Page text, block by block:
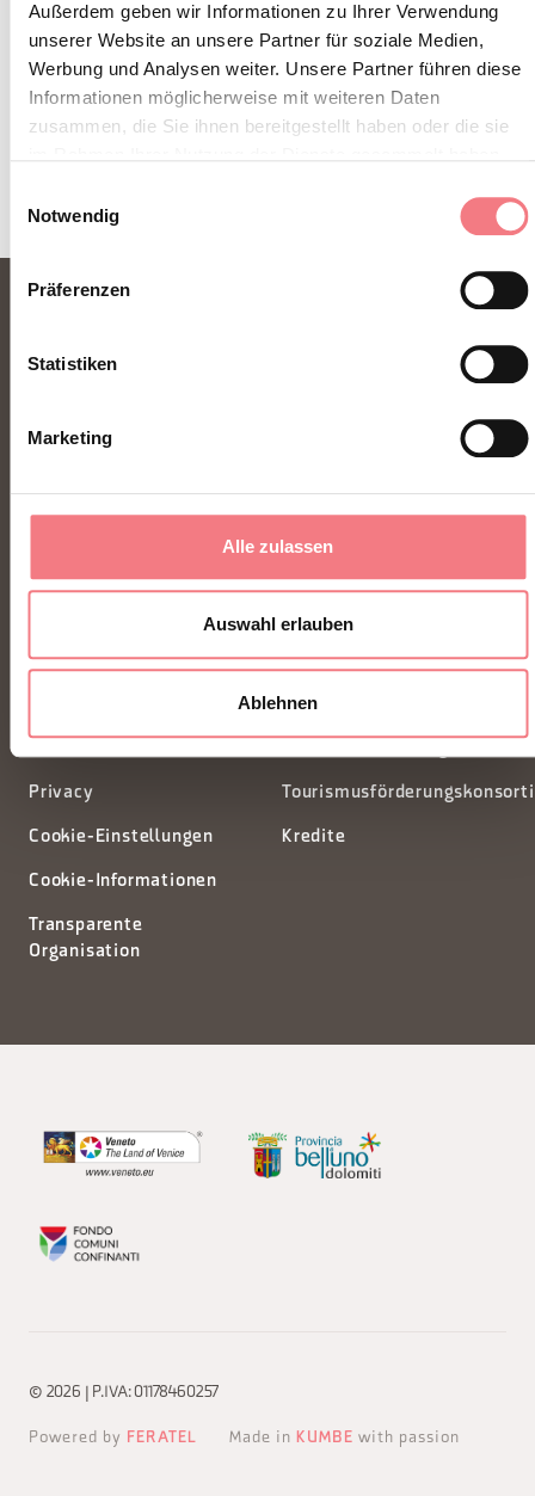
Außerdem geben wir Informationen zu Ihrer Verwendung
unserer Website an unsere Partner für soziale Medien,
Werbung und Analysen weiter. Unsere Partner führen diese
Informationen möglicherweise mit weiteren Daten
zusammen, die Sie ihnen bereitgestellt haben oder die sie
Notwendig
Präferenzen
Statistiken
Marketing
Alle zulassen
Auswahl erlauben
Ablehnen
ZUM NEWSLETTER ANMELDEN
Piazza Santo Stefano 15/17
32100 Belluno - Italia
segreteria@dmodolomiti.it
Privacy
Cookie-Einstellungen
Cookie-Informationen
Transparente
Organisation
Kredite
© 2026 | P.IVA: 01178460257
Powered by FERATEL Made in KUMBE with passion